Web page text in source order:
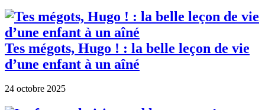
Tes mégots, Hugo ! : la belle leçon de vie
d’une enfant à un aîné
24 octobre 2025